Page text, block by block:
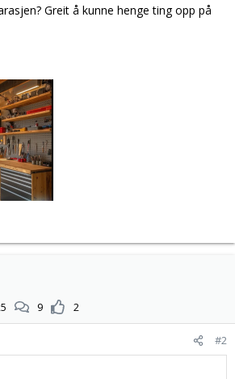
Greit å kunne henge ting opp på
9 2
#2